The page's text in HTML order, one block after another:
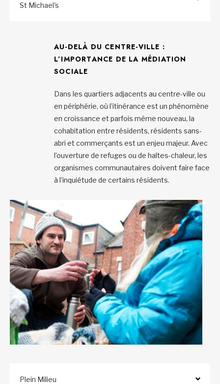
St Michael's
AU-DELÀ DU CENTRE-VILLE :
L’IMPORTANCE DE LA MÉDIATION
SOCIALE
Dans les quartiers adjacents au centre-ville ou
en périphérie, où l’itinérance est un phénomène
en croissance et parfois même nouveau, la
cohabitation entre résidents, résidents sans-
abri et commerçants est un enjeu majeur. Avec
l’ouverture de refuges ou de haltes-chaleur, les
organismes communautaires doivent faire face
à l’inquiétude de certains résidents.
Plein Milieu